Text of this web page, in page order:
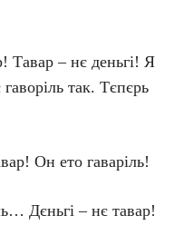
Тавар – нє деньгі! Я
так. Тєпєрь
Он ето гаваріль!
Дєньгі – нє тавар!